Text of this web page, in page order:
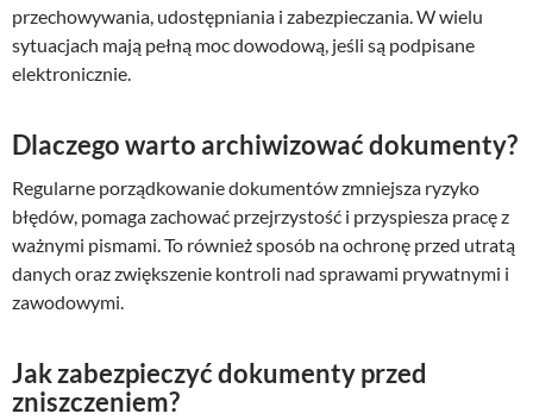
przechowywania, udostępniania i zabezpieczania. W wielu
sytuacjach mają pełną moc dowodową, jeśli są podpisane
elektronicznie.
Dlaczego warto archiwizować dokumenty?
Regularne porządkowanie dokumentów zmniejsza ryzyko
błędów, pomaga zachować przejrzystość i przyspiesza pracę z
ważnymi pismami. To również sposób na ochronę przed utratą
danych oraz zwiększenie kontroli nad sprawami prywatnymi i
zawodowymi.
Jak zabezpieczyć dokumenty przed
zniszczeniem?